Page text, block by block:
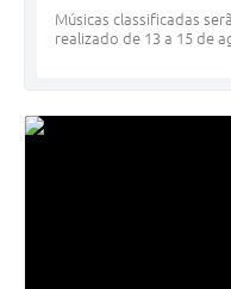
Músicas classificadas
realizado de 13 a 15 de